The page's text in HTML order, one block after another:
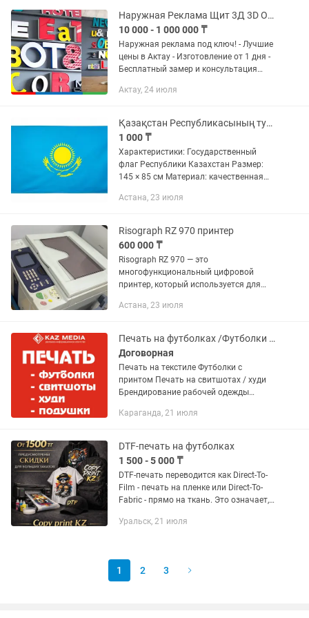
Наружная Реклама Щит 3Д 3D Объемные Буквы Рекламный Баннер
10 000 - 1 000 000 ₸
Наружная реклама под ключ! - Лучшие
цены в Актау - Изготовление от 1 дня -
Бесплатный замер и консультация
расчет за 10 минут! Выполняем: -
Актау, 24 июля
Қазақстан Республикасының туы. Флаг Республики Казахстан
1 000 ₸
Характеристики: Государственный
флаг Республики Казахстан Размер:
145 × 85 см Материал: качественная
печать Аккуратная обработка краев
Астана, 23 июля
Risograph RZ 970 принтер
600 000 ₸
Risograph RZ 970 — это
многофункциональный цифровой
принтер, который используется для
ризографии. Он ориентирован на
объема и популярен...
Астана, 23 июля
Печать на футболках /Футболки с принтом / Худи / свитшот / принт
Договорная
Печать на текстиле Футболки с
принтом Печать на свитшотах / худи
Брендирование рабочей одежды
Печать на лентах (бирки для одежды)
Караганда, 21 июля
DTF-печать на футболках
1 500 - 5 000 ₸
DTF-печать переводится как Direct-To-
Film - печать на пленке или Direct-To-
Fabric - прямо на ткань. Это означает,
наноситься на специальную пленку, а
Уральск, 21 июля
1 2 3